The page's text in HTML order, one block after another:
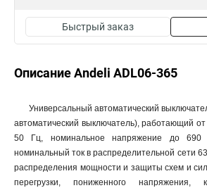
Быстрый заказ
Описание Andeli ADL06-365
Универсальный автоматический
автоматический выключатель), работающий
50 Гц, номинальное напряжение до 690
номинальный ток в распределительной сети
распределения мощности и защиты схем и
перегрузки, пониженного напряжения,